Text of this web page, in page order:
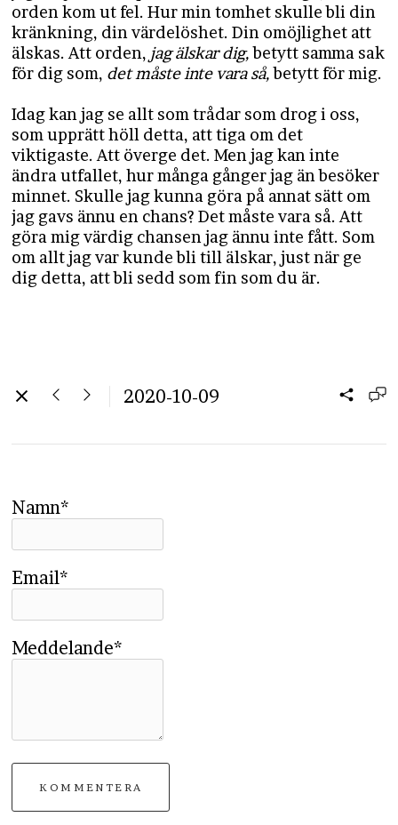
orden kom ut fel. Hur min tomhet skulle bli din
kränkning, din värdelöshet. Din omöjlighet att
älskas. Att orden, jag älskar dig,betytt samma sak
för dig som, det måste inte vara så,betytt för mig.
Idag kan jag se allt som trådar som drog i oss,
som upprätt höll detta, att tiga om det
viktigaste. Att överge det. Men jag kan inte
ändra utfallet, hur många gånger jag än besöker
minnet. Skulle jag kunna göra på annat sätt om
jag gavs ännu en chans? Det måste vara så. Att
göra mig värdig chansen jag ännu inte fått. Som
om allt jag var kunde bli till älskar, just när ge
dig detta, att bli sedd som fin som du är.
2020-10-09
Namn*
Email*
Meddelande*
KOMMENTERA